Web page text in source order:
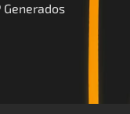
Generados